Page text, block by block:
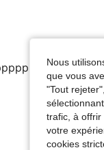
Nous
que vous
"Tout
trafic, à offrir
votre
cookies